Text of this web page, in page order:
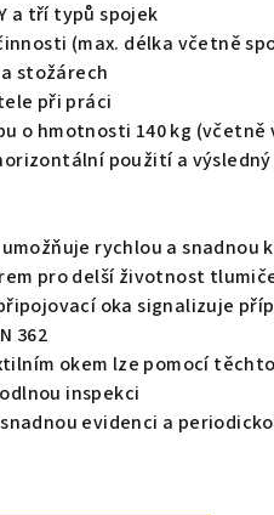
a tří typů spojek
(max. délka včetně
stožárech
při práci
o hmotnosti 140 kg (včetně
použití a výsledný
rychlou a snadnou
pro delší životnost
oka signalizuje
362
okem lze pomocí
inspekci
evidenci a